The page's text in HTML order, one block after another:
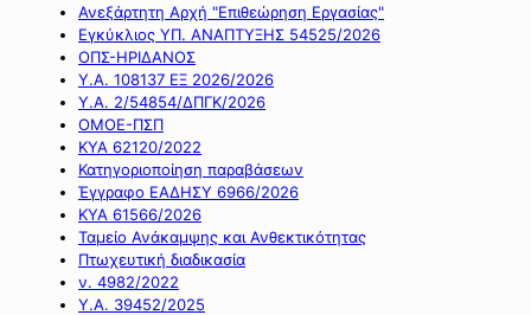
Ανεξάρτητη Αρχή "Επιθεώρηση Εργασίας"
Εγκύκλιος ΥΠ. ΑΝΑΠΤΥΞΗΣ 54525/2026
ΟΠΣ-ΗΡΙΔΑΝΟΣ
Υ.Α. 108137 ΕΞ 2026/2026
Υ.Α. 2/54854/ΔΠΓΚ/2026
ΟΜΟΕ-ΠΣΠ
ΚΥΑ 62120/2022
Κατηγοριοποίηση παραβάσεων
Έγγραφο ΕΑΔΗΣΥ 6966/2026
ΚΥΑ 61566/2026
Ταμείο Ανάκαμψης και Ανθεκτικότητας
Πτωχευτική διαδικασία
ν. 4982/2022
Υ.Α. 39452/2025